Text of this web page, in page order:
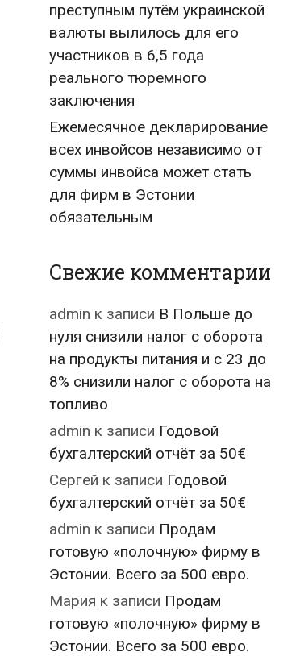
преступным путём украинской
валюты вылилось для его
участников в 6,5 года
реального тюремного
заключения
Ежемесячное декларирование
всех инвойсов независимо от
суммы инвойса может стать
для фирм в Эстонии
обязательным
Свежие комментарии
admin к записи В Польше до
нуля снизили налог с оборота
на продукты питания и с 23 до
8% снизили налог с оборота на
топливо
admin к записи Годовой
бухгалтерский отчёт за 50€
Сергей к записи Годовой
бухгалтерский отчёт за 50€
admin к записи Продам
готовую «полочную» фирму в
Эстонии. Всего за 500 евро.
Мария к записи Продам
готовую «полочную» фирму в
Эстонии. Всего за 500 евро.